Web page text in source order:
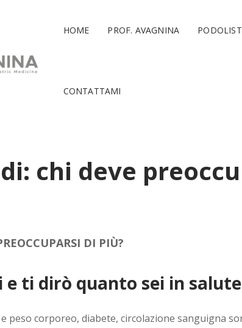
HOME PROF. AVAGNINA
CONTATTAMI
chi deve
DI PIÙ?
e ti dirò quanto sei in
peso corporeo, diabete, circolazione sanguigna